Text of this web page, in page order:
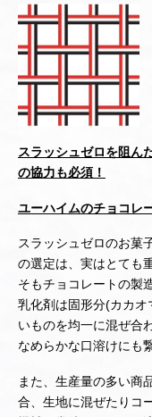
スラッシュゼロを阻ん
の協力も必須！
ユーハイムのチョコレ
スラッシュゼロのお菓
の選定は、実はとても
そもチョコレートの製
乳化剤は固形分(カカオ
いものを均一に混ぜ合
なめらかな口溶けにも
また、生産量の多い商
合、生地に混ぜたりコ